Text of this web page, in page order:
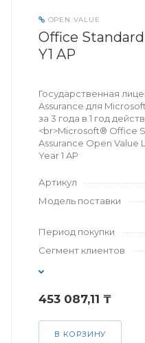
OPEN VALUE
Office Standard
Y1 AP
Государственная
Assurance для
за 3 года в 1 год
<br>Microsoft® Office
Assurance Open Value
Year 1 AP
Артикул
Модель поставки
Период покупки
Сегмент клиентов
453 087,11 ₸
В КОРЗИНУ